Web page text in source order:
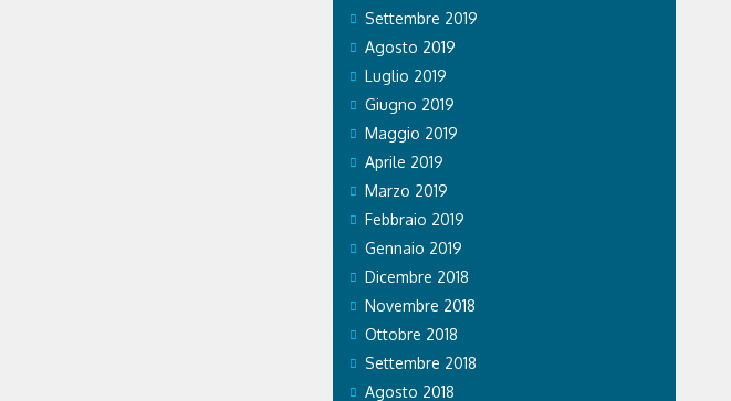
Settembre 2019
Agosto 2019
Luglio 2019
Giugno 2019
Maggio 2019
Aprile 2019
Marzo 2019
Febbraio 2019
Gennaio 2019
Dicembre 2018
Novembre 2018
Ottobre 2018
Settembre 2018
Agosto 2018